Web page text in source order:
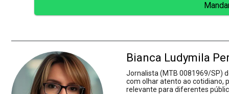
Bianca Ludymila
Jornalista (MTB 0081969/SP)
com olhar atento ao cotidiano,
relevante para diferentes